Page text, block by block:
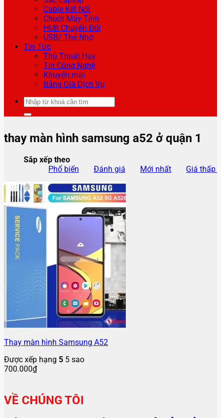
Cable Kết Nối
Chuột Máy Tính
HUB Chuyển Đổi
USB/ Thẻ Nhớ
Tin Tức
Thủ Thuật Hay
Tin Công Nghệ
Khuyến mại
Bảng Giá Dịch Vụ
Tìm
kiếm:
thay màn hình samsung a52 ở quận 1
Sắp xếp theo
Phổ biến
Đánh giá Mới nhất Giá thấp
Thay màn hình Samsung A52
Được xếp hạng 5 5 sao
700.000₫
VỀ CHÚNG TÔI